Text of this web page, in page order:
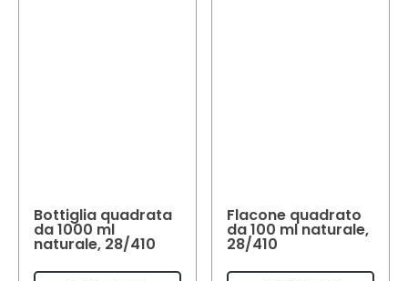
Bottiglia quadrata
da 1000 ml
naturale, 28/410
Flacone quadrato
da 100 ml naturale,
28/410